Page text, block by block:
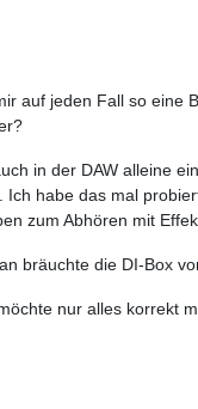
auf jeden Fall so
in der DAW alleine
habe das mal
zum Abhören mit
bräuchte die DI-Box
nur alles korrekt